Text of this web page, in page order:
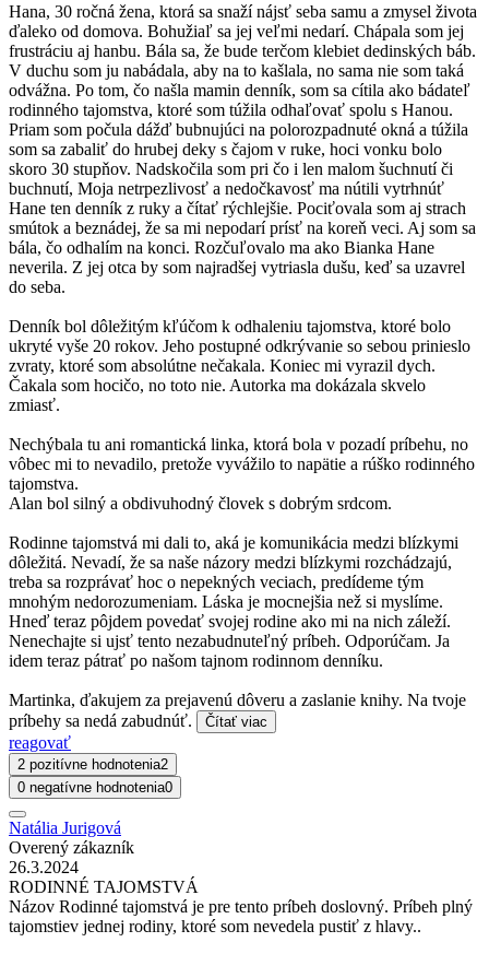
Hana, 30 ročná žena, ktorá sa snaží nájsť seba samu a zmysel života
ďaleko od domova. Bohužiaľ sa jej veľmi nedarí. Chápala som jej
frustráciu aj hanbu. Bála sa, že bude terčom klebiet dedinských báb.
V duchu som ju nabádala, aby na to kašlala, no sama nie som taká
odvážna. Po tom, čo našla mamin denník, som sa cítila ako bádateľ
rodinného tajomstva, ktoré som túžila odhaľovať spolu s Hanou.
Priam som počula dážď bubnujúci na polorozpadnuté okná a túžila
som sa zabaliť do hrubej deky s čajom v ruke, hoci vonku bolo
skoro 30 stupňov. Nadskočila som pri čo i len malom šuchnutí či
buchnutí, Moja netrpezlivosť a nedočkavosť ma nútili vytrhnúť
Hane ten denník z ruky a čítať rýchlejšie. Pociťovala som aj strach
smútok a beznádej, že sa mi nepodarí prísť na koreň veci. Aj som sa
bála, čo odhalím na konci. Rozčuľovalo ma ako Bianka Hane
neverila. Z jej otca by som najradšej vytriasla dušu, keď sa uzavrel
do seba.
Denník bol dôležitým kľúčom k odhaleniu tajomstva, ktoré bolo
ukryté vyše 20 rokov. Jeho postupné odkrývanie so sebou prinieslo
zvraty, ktoré som absolútne nečakala. Koniec mi vyrazil dych.
Čakala som hocičo, no toto nie. Autorka ma dokázala skvelo
zmiasť.
Nechýbala tu ani romantická linka, ktorá bola v pozadí príbehu, no
vôbec mi to nevadilo, pretože vyvážilo to napätie a rúško rodinného
tajomstva.
Alan bol silný a obdivuhodný človek s dobrým srdcom.
Rodinne tajomstvá mi dali to, aká je komunikácia medzi blízkymi
dôležitá. Nevadí, že sa naše názory medzi blízkymi rozchádzajú,
treba sa rozprávať hoc o nepekných veciach, predídeme tým
mnohým nedorozumeniam. Láska je mocnejšia než si myslíme.
Hneď teraz pôjdem povedať svojej rodine ako mi na nich záleží.
Nenechajte si ujsť tento nezabudnuteľný príbeh. Odporúčam. Ja
idem teraz pátrať po našom tajnom rodinnom denníku.
Martinka, ďakujem za prejavenú dôveru a zaslanie knihy. Na tvoje
príbehy sa nedá zabudnúť.
Čítať viac
reagovať
2 pozitívne hodnotenia2
0 negatívne hodnotenia0
Natália Jurigová
Overený zákazník
26.3.2024
RODINNÉ TAJOMSTVÁ
Názov Rodinné tajomstvá je pre tento príbeh doslovný. Príbeh plný
tajomstiev jednej rodiny, ktoré som nevedela pustiť z hlavy..